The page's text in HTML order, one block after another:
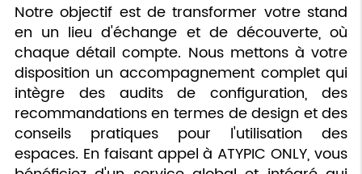
Notre objectif est de transformer votre stand
en un lieu d'échange et de découverte, où
chaque détail compte. Nous mettons à votre
disposition un accompagnement complet qui
intègre des audits de configuration, des
recommandations en termes de design et des
conseils pratiques pour l'utilisation des
espaces. En faisant appel à ATYPIC ONLY, vous